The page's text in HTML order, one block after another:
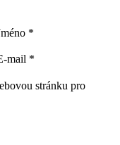
*
mail *
stránku pro